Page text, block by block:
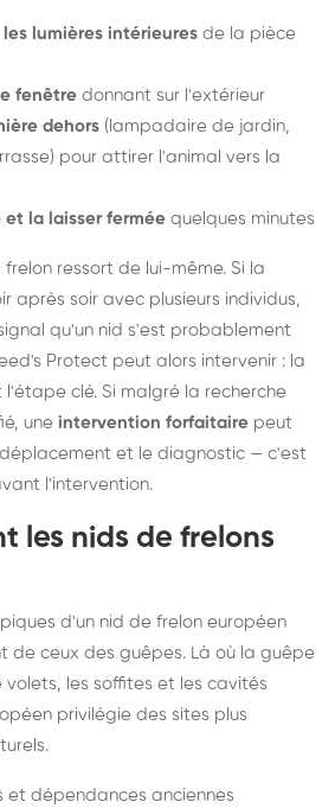
lumières intérieures de la pièce
fenêtre donnant sur l'extérieur
dehors (lampadaire de jardin,
pour attirer l'animal vers la
la laisser fermée quelques minutes
frelon ressort de lui-même. Si la
après soir avec plusieurs individus,
qu'un nid s'est probablement
Protect peut alors intervenir : la
l'étape clé. Si malgré la recherche
une intervention forfaitaire peut
et le diagnostic — c'est
l'intervention.
les nids de frelons
d'un nid de frelon européen
de ceux des guêpes. Là où la guêpe
volets, les soffites et les cavités
privilégie des sites plus
et dépendances anciennes